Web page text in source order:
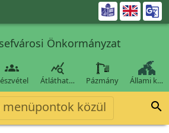

Önkormányzat
 
Átláthat… Pázmány Állami k…
menüpontok közül 